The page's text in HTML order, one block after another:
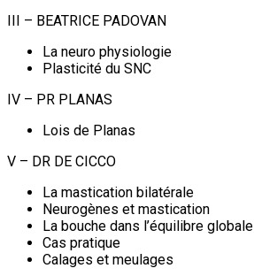
III – BEATRICE PADOVAN
La neuro physiologie
Plasticité du SNC
IV – PR PLANAS
Lois de Planas
V – DR DE CICCO
La mastication bilatérale
Neurogènes et mastication
La bouche dans l’équilibre globale
Cas pratique
Calages et meulages